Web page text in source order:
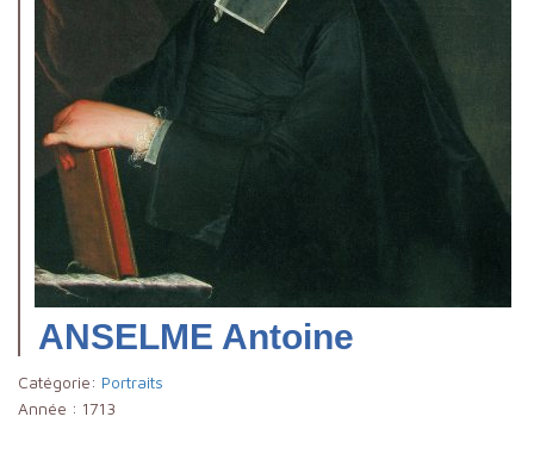
ANSELME Antoine
Catégorie: Portraits
Année : 1713